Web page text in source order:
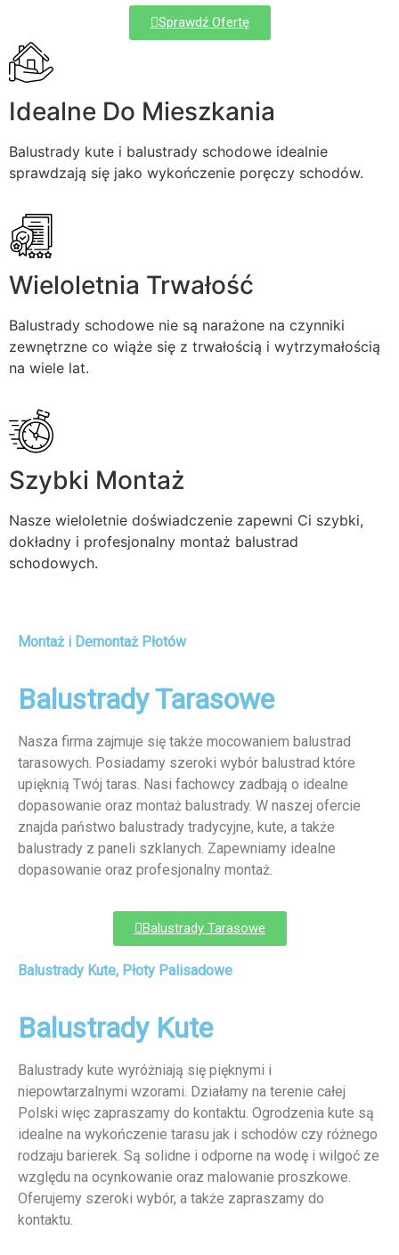
Sprawdź Ofertę
Idealne Do Mieszkania
Balustrady kute i balustrady schodowe idealnie
sprawdzają się jako wykończenie poręczy schodów.
Wieloletnia Trwałość
Balustrady schodowe nie są narażone na czynniki
zewnętrzne co wiąże się z trwałością i wytrzymałością
na wiele lat.
Szybki Montaż
Nasze wieloletnie doświadczenie zapewni Ci szybki,
dokładny i profesjonalny montaż balustrad
schodowych.
Montaż i Demontaż Płotów
Balustrady Tarasowe
Nasza firma zajmuje się także mocowaniem balustrad
tarasowych. Posiadamy szeroki wybór balustrad które
upięknią Twój taras. Nasi fachowcy zadbają o idealne
dopasowanie oraz montaż balustrady. W naszej ofercie
znajda państwo balustrady tradycyjne, kute, a także
balustrady z paneli szklanych. Zapewniamy idealne
dopasowanie oraz profesjonalny montaż.
Balustrady Tarasowe
Balustrady Kute, Płoty Palisadowe
Balustrady Kute
Balustrady kute wyróżniają się pięknymi i
niepowtarzalnymi wzorami. Działamy na terenie całej
Polski więc zapraszamy do kontaktu. Ogrodzenia kute są
idealne na wykończenie tarasu jak i schodów czy różnego
rodzaju barierek. Są solidne i odporne na wodę i wilgoć ze
względu na ocynkowanie oraz malowanie proszkowe.
Oferujemy szeroki wybór, a także zapraszamy do
kontaktu.